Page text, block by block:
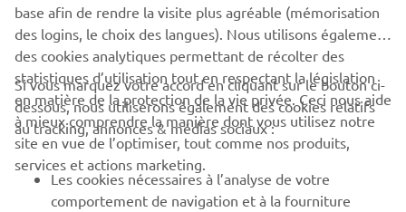
CORPORATE
BUSINESS
PLUS YAMAHA
base afin de rendre la visite plus agréable (mémorisation
des logins, le choix des langues). Nous utilisons également
des cookies analytiques permettant de récolter des
statistiques d’utilisation tout en respectant la législation
en matière de la protection de la vie privée. Ceci nous aide
à mieux comprendre la manière dont vous utilisez notre
site en vue de l’optimiser, tout comme nos produits,
services et actions marketing.
Si vous marquez votre accord en cliquant sur le bouton ci-
dessous, nous utiliserons également des cookies relatifs
au tracking, annonces & médias sociaux :
Les cookies nécessaires à l’analyse de votre
comportement de navigation et à la fourniture